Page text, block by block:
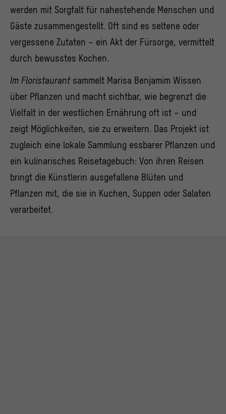
werden mit Sorgfalt für nahestehende Menschen und
Gäste zusammengestellt. Oft sind es seltene oder
vergessene Zutaten – ein Akt der Fürsorge, vermittelt
durch bewusstes Kochen.
Im Floristaurant sammelt Marisa Benjamim Wissen
über Pflanzen und macht sichtbar, wie begrenzt die
Vielfalt in der westlichen Ernährung oft ist – und
zeigt Möglichkeiten, sie zu erweitern. Das Projekt ist
zugleich eine lokale Sammlung essbarer Pflanzen und
ein kulinarisches Reisetagebuch: Von ihren Reisen
bringt die Künstlerin ausgefallene Blüten und
Pflanzen mit, die sie in Kuchen, Suppen oder Salaten
verarbeitet.